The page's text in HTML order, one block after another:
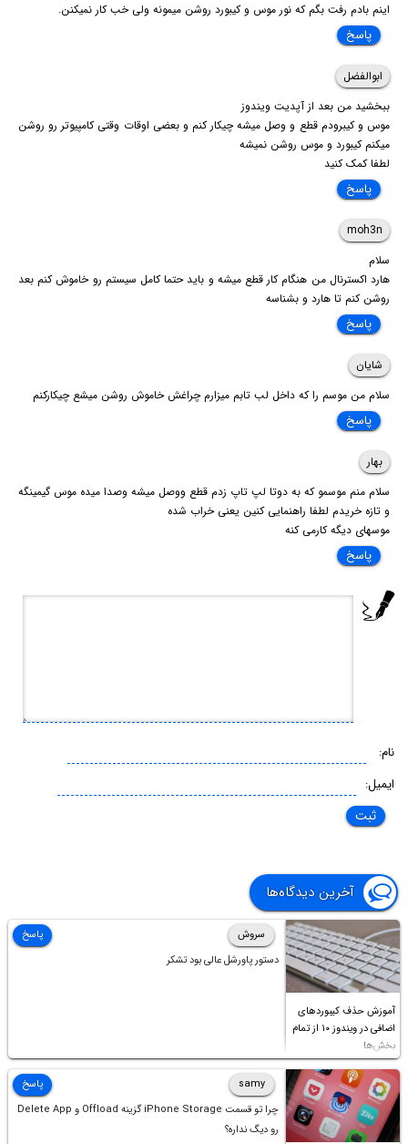
اینم بادم رفت بگم که نور موس و کیبورد روشن میمونه ولی خب کار نمیکنن.
پاسخ
ابوالفضل
ببخشید من بعد از آپدیت ویندوز
موس و کیبرودم قطع و وصل میشه چیکار کنم و بعضی اوقات وقتی کامپیوتر رو روشن
میکنم کیبورد و موس روشن نمیشه
لطفا کمک کنید
پاسخ
moh3n
سلام
هارد اکسترنال من هنگام کار قطع میشه و باید حتما کامل سیستم رو خاموش کنم بعد
روشن کنم تا هارد و بشناسه
پاسخ
شایان
سلام من موسم را که داخل لب تابم میزارم چراغش خاموش روشن میشع چیکارکنم
پاسخ
بهار
سلام منم موسمو که به دوتا لپ تاپ زدم قطع ووصل میشه وصدا میده موس گیمینگه
و تازه خریدم لطفا راهنمایی کنین یعنی خراب شده
موسهای دیگه کارمی کنه
پاسخ
نام:
ایمیل:
آخرین دیدگاه‌ها
آموزش حذف کیبوردهای
اضافی در ویندوز ۱۰ از تمام
بخش‌ها
سروش
دستور پاورشل عالی بود تشکر
پاسخ
samy
چرا تو قسمت iPhone Storage گزینه Offload و Delete App
رو دیگ نداره؟
پاسخ